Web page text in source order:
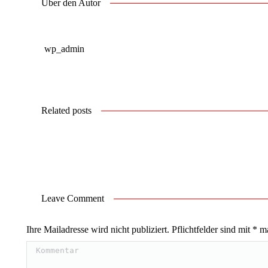
Über den Autor
wp_admin
Related posts
Leave Comment
Ihre Mailadresse wird nicht publiziert. Pflichtfelder sind mit *
Kommentar